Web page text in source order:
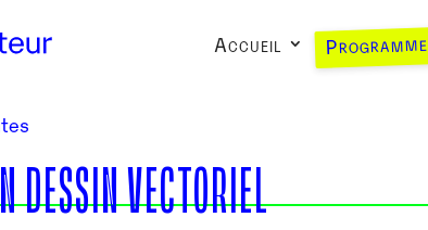
Accueil Programme
VECTORIEL